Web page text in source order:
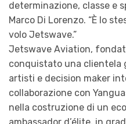
determinazione, classe e
Marco Di Lorenzo. “È lo
volo Jetswave.”
Jetswave Aviation,
conquistato una clientela
artisti e decision maker
collaborazione con
nella costruzione di un